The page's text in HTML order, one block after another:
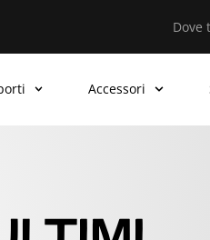
Dove
Accessori